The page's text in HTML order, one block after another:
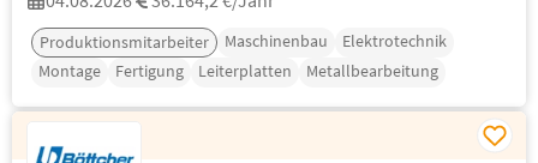
Produktionsmitarbeiter Maschinenbau
Elektrotechnik
Montage
Fertigung Leiterplatten Metallbearbeitung